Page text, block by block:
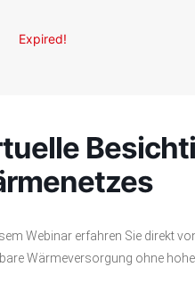
Expired!
Webinar erfahren Sie direkt
Wärmeversorgung ohne